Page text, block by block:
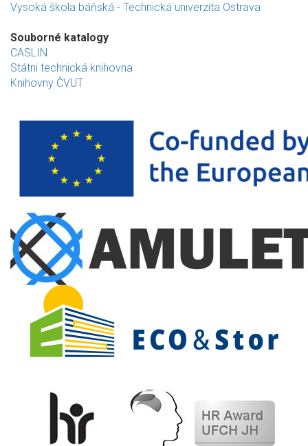
Vysoká škola báňská - Technická univerzita Ostrava
Souborné katalogy
CASLIN
Státni technická knihovna
Knihovny ČVUT